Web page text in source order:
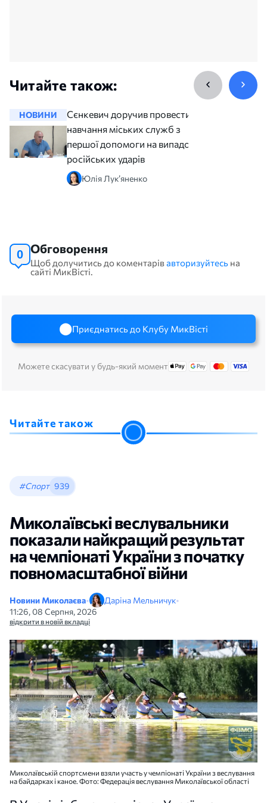
Читайте також:
НОВИНИ
Сєнкевич доручив провести
навчання міських служб з
першої допомоги на випадок
російських ударів
Юлія Лук’яненко
0 Обговорення
Щоб долучитись до коментарівавторизуйтесь на
сайті МикВісті.
Приєднатись до Клубу МикВісті
Можете скасувати у будь-який момент
Читайте також
#Спорт 939
Миколаївські веслувальники
показали найкращий результат
на чемпіонаті України з початку
повномасштабної війни
Новини Миколаєва• Даріна Мельничук•
11:26, 08 Серпня, 2026
відкрити в новій вкладці
Миколаївській спортсмени взяли участь у чемпіонаті України з веслування
на байдарках і каное. Фото: Федерація веслування Миколаївської області